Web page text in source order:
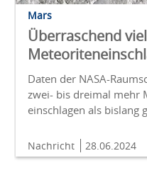
Mars
Überraschend
Daten der NASA-
zwei- bis dreimal mehr
einschlagen als bislang
Nachricht 28.06.2024